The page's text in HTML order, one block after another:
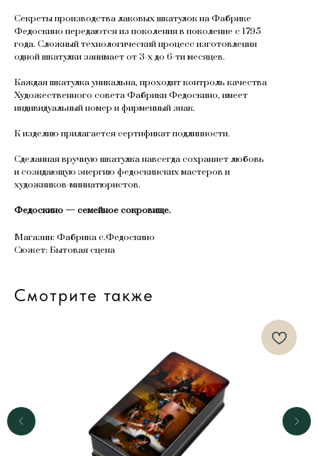
Секреты производства лаковых шкатулок на Фабрике
Федоскино передаются из поколения в поколение с 1795
года. Сложный технологический процесс изготовления
одной шкатулки занимает от 3-х до 6-ти месяцев.
Каждая шкатулка уникальна, проходит контроль качества
Художественного совета Фабрики Федоскино, имеет
индивидуальный номер и фирменный знак.
К изделию прилагается сертификат подлинности.
Сделанная вручную шкатулка навсегда сохраняет любовь
и созидающую энергию федоскинских мастеров и
художников-миниатюристов.
Федоскино — семейное сокровище.
Магазин: Фабрика с.Федоскино
Сюжет: Бытовая сцена
Смотрите также